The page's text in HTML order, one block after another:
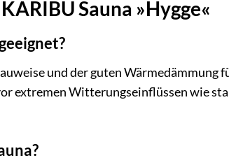
Sauna »Hygge«
und der guten Wärmedämmung
extremen Witterungseinflüssen wie